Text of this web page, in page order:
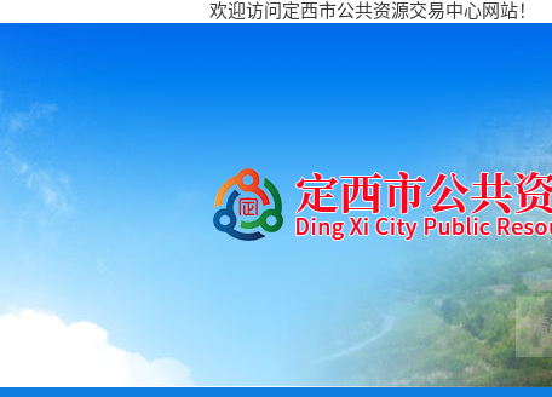
欢迎访问定西市公共资源交易中心网站！